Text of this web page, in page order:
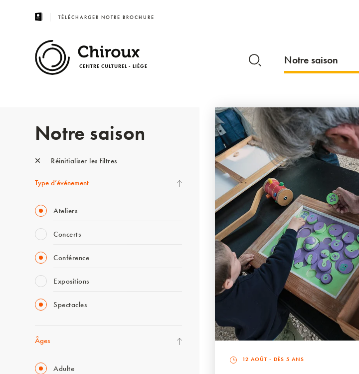
TÉLÉCHARGER NOTRE BROCHURE
CENTRE CULTUREL - LIÈGE Notre saison
Notre saison
Réinitialiser les filtres
Type d’événement
Ateliers
Concerts
Conférence
Expositions
Spectacles
Âges
Adulte
12 AOÛT - DÈS 5 ANS